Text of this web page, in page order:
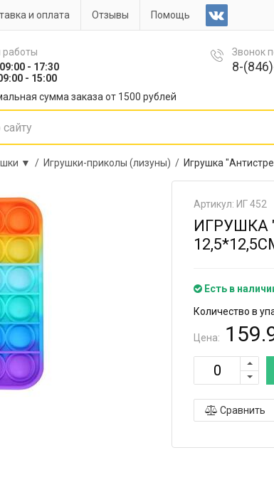
и оплата Отзывы Помощь
работы
09:00 - 17:30
- 15:00
сумма заказа от 1500 рублей
Звонок
8-
▼ / Игрушки-приколы (лизуны) / Игрушка
Артикул: ИГ 452
ИГРУШКА
Есть в
Количество в
Цена:
Сравнить